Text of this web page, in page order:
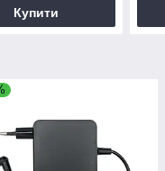
Купити